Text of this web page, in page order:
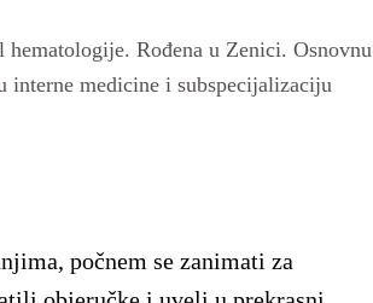
Rođena u Zenici. Osnovnu
medicine i subspecijalizaciju
počnem se zanimati za